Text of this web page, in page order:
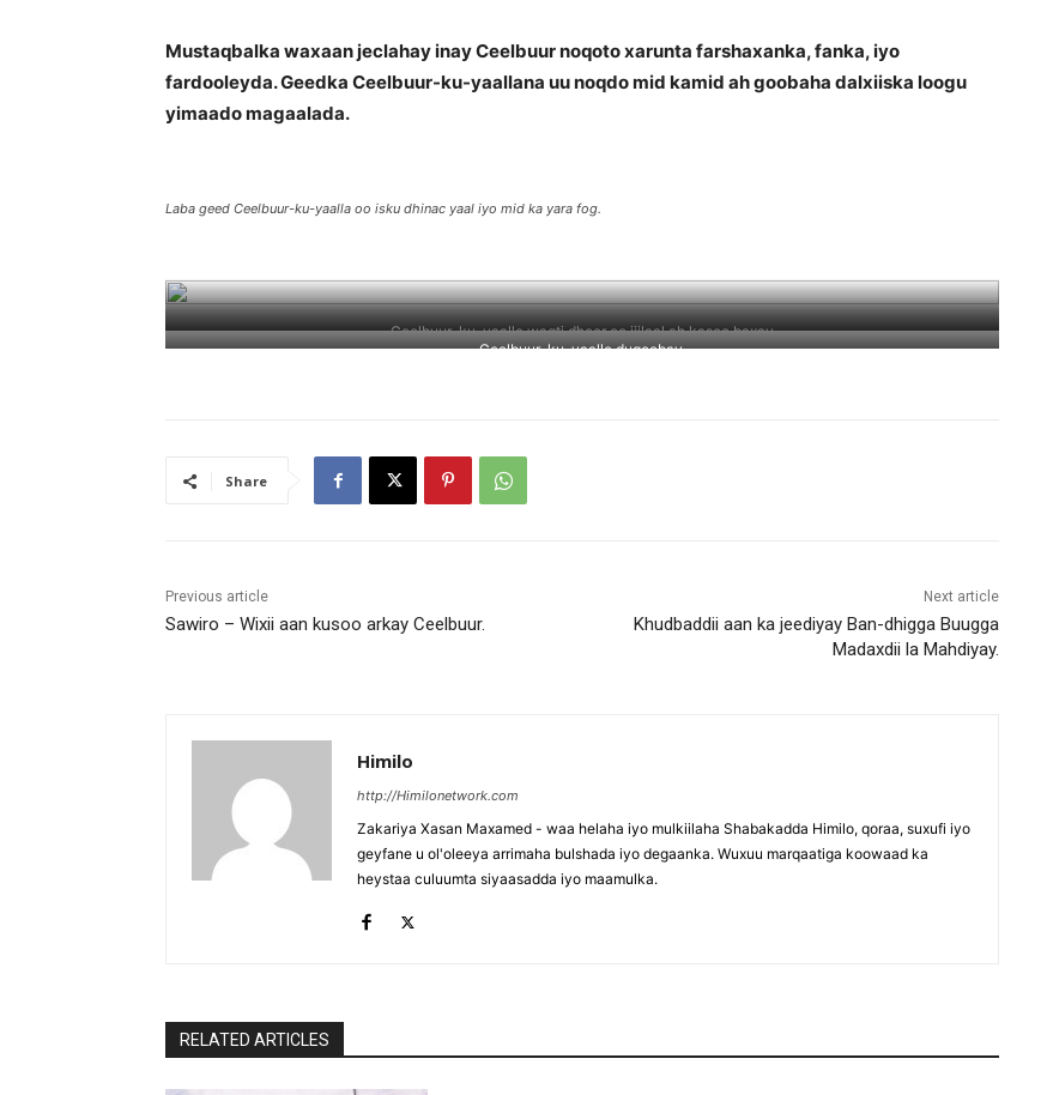
Mustaqbalka waxaan jeclahay inay Ceelbuur noqoto xarunta farshaxanka, fanka, iyo
fardooleyda. Geedka Ceelbuur-ku-yaallana uu noqdo mid kamid ah goobaha dalxiiska loogu
yimaado magaalada.
Laba geed Ceelbuur-ku-yaalla oo isku dhinac yaal iyo mid ka yara fog.
Ceelbuur-ku-yaalle waqti dheer oo jiilaal ah kasoo baxay
Ceelbuur-ku-yaalle duqoobay.
Share
Previous article
Sawiro – Wixii aan kusoo arkay Ceelbuur.
Next article
Khudbaddii aan ka jeediyay Ban-dhigga Buugga
Madaxdii la Mahdiyay.
Himilo
http://Himilonetwork.com
Zakariya Xasan Maxamed - waa helaha iyo mulkiilaha Shabakadda Himilo, qoraa, suxufi iyo
geyfane u ol'oleeya arrimaha bulshada iyo degaanka. Wuxuu marqaatiga koowaad ka
heystaa culuumta siyaasadda iyo maamulka.
RELATED ARTICLES